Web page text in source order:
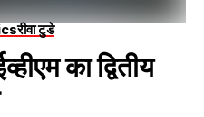
रीवा टुडे
का द्वितीय